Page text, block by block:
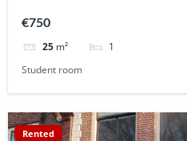
€750
25 m²
1
Student room
Rented